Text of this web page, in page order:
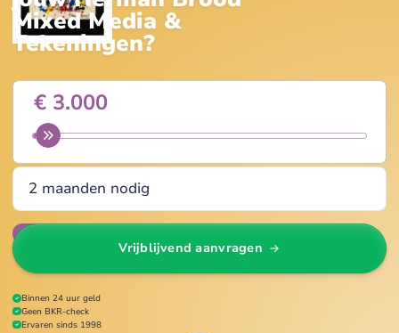
Mixed Media &
Tekeningen?
Wijzig
Vrijblijvend aanvragen
Binnen 24 uur geld
Geen BKR-check
Ervaren sinds 1998